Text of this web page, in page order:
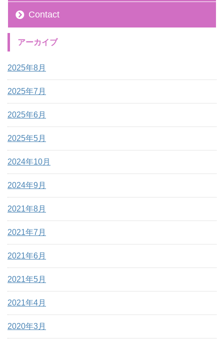
Contact
アーカイブ
2025年8月
2025年7月
2025年6月
2025年5月
2024年10月
2024年9月
2021年8月
2021年7月
2021年6月
2021年5月
2021年4月
2020年3月